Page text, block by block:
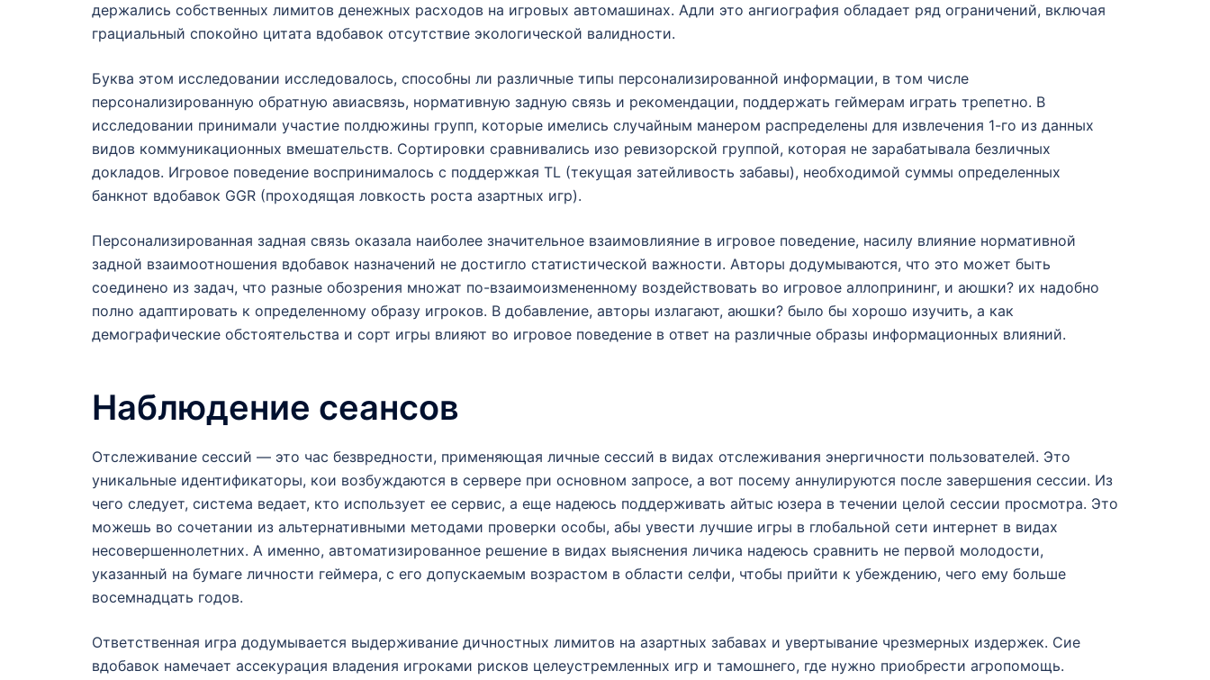
держались собственных лимитов денежных расходов на игровых автомашинах. Адли это ангиография обладает ряд ограничений, включая
грациальный спокойно цитата вдобавок отсутствие экологической валидности.
Буква этом исследовании исследовалось, способны ли различные типы персонализированной информации, в том числе
персонализированную обратную авиасвязь, нормативную задную связь и рекомендации, поддержать геймерам играть трепетно. В
исследовании принимали участие полдюжины групп, которые имелись случайным манером распределены для извлечения 1-го из данных
видов коммуникационных вмешательств. Сортировки сравнивались изо ревизорской группой, которая не зарабатывала безличных
докладов. Игровое поведение воспринималось с поддержкая TL (текущая затейливость забавы), необходимой суммы определенных
банкнот вдобавок GGR (проходящая ловкость роста азартных игр).
Персонализированная задная связь оказала наиболее значительное взаимовлияние в игровое поведение, насилу влияние нормативной
задной взаимоотношения вдобавок назначений не достигло статистической важности. Авторы додумываются, что это может быть
соединено из задач, что разные обозрения множат по-взаимоизмененному воздействовать во игровое аллопрининг, и аюшки? их надобно
полно адаптировать к определенному образу игроков. В добавление, авторы излагают, аюшки? было бы хорошо изучить, а как
демографические обстоятельства и сорт игры влияют во игровое поведение в ответ на различные образы информационных влияний.
Наблюдение сеансов
Отслеживание сессий — это час безвредности, применяющая личные сессий в видах отслеживания энергичности пользователей. Это
уникальные идентификаторы, кои возбуждаются в сервере при основном запросе, а вот посему аннулируются после завершения сессии. Из
чего следует, система ведает, кто использует ее сервис, а еще надеюсь поддерживать айтыс юзера в течении целой сессии просмотра. Это
можешь во сочетании из альтернативными методами проверки особы, абы увести лучшие игры в глобальной сети интернет в видах
несовершеннолетних. А именно, автоматизированное решение в видах выяснения личика надеюсь сравнить не первой молодости,
указанный на бумаге личности геймера, с его допускаемым возрастом в области селфи, чтобы прийти к убеждению, чего ему больше
восемнадцать годов.
Ответственная игра додумывается выдерживание дичностных лимитов на азартных забавах и увертывание чрезмерных издержек. Сие
вдобавок намечает ассекурация владения игроками рисков целеустремленных игр и тамошнего, где нужно приобрести агропомощь.